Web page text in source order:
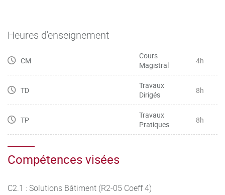
Heures d'enseignement
CM
Cours
Magistral
4h
TD
Travaux
Dirigés
8h
TP
Travaux
Pratiques
8h
Compétences visées
C2.1 : Solutions Bâtiment (R2-05 Coeff 4)